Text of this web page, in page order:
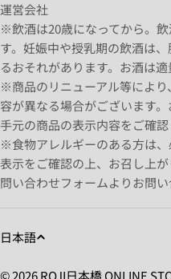
運営会社
※飲酒は20歳になってから。
す。妊娠中や授乳期の飲酒は
るおそれがあります。お酒は適
※商品のリニューアル等によ
容が異なる場合がございます
手元の商品の表示内容をご確認
※食物アレルギーのある方は
表示をご確認の上、お召し上
問い合わせフォームよりお問い
日本語
© 2026ROJI日本橋 ONLINE